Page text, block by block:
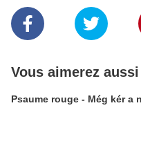
Vous aimerez aussi
Psaume rouge - Még kér a